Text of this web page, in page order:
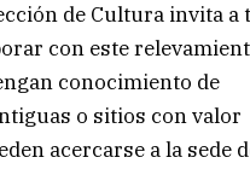
de Cultura invita a
con este
conocimiento de
o sitios con valor
acercarse a la sede